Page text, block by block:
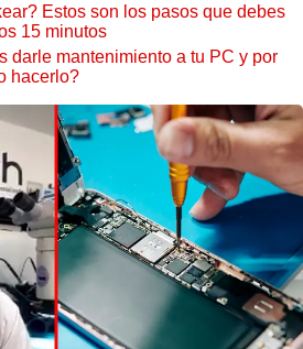
Estos son los pasos que debes
15 minutos
darle mantenimiento a tu PC y por
hacerlo?